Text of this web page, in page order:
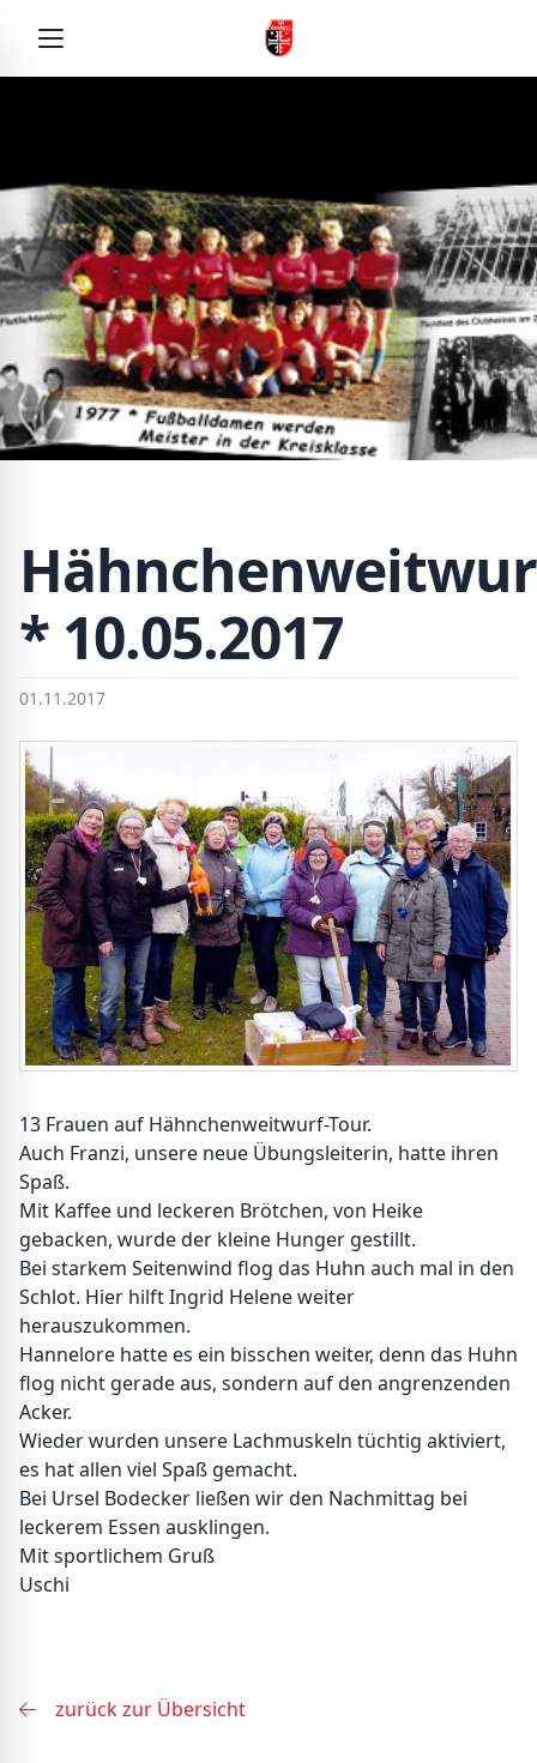
* 10.05.2017
01.11.2017
13 Frauen auf Hähnchenweitwurf-Tour.
Auch Franzi, unsere neue Übungsleiterin, hatte ihren
Spaß.
Mit Kaffee und leckeren Brötchen, von Heike
gebacken, wurde der kleine Hunger gestillt.
Bei starkem Seitenwind flog das Huhn auch mal in den
Schlot. Hier hilft Ingrid Helene weiter
herauszukommen.
Hannelore hatte es ein bisschen weiter, denn das Huhn
flog nicht gerade aus, sondern auf den angrenzenden
Acker.
Wieder wurden unsere Lachmuskeln tüchtig aktiviert,
es hat allen viel Spaß gemacht.
Bei Ursel Bodecker ließen wir den Nachmittag bei
leckerem Essen ausklingen.
Mit sportlichem Gruß
Uschi
zurück zur Übersicht